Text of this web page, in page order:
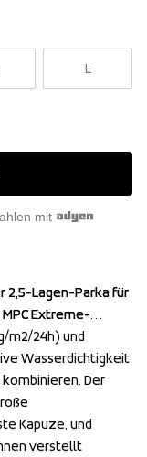
L
mit
2,5-Lagen-Parka für
Extreme-
m2/24h) und
Wasserdichtigkeit
Der
Kapuze, und
verstellt
2,5-Lagen-Parka für
Extreme-
m2/24h) und
Wasserdichtigkeit
Der
Kapuze, und
verstellt